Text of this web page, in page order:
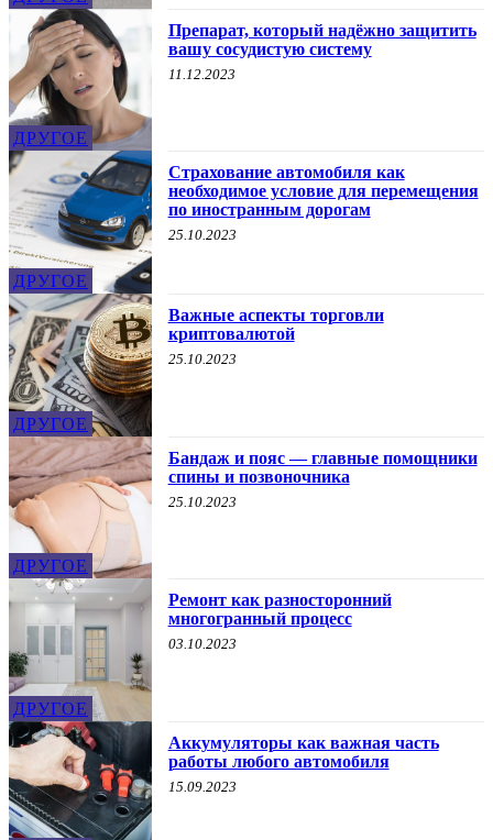
ДРУГОЕ
Препарат, который надёжно защитить
вашу сосудистую систему
11.12.2023
ДРУГОЕ
Страхование автомобиля как
необходимое условие для перемещения
по иностранным дорогам
25.10.2023
ДРУГОЕ
Важные аспекты торговли
криптовалютой
25.10.2023
ДРУГОЕ
Бандаж и пояс — главные помощники
спины и позвоночника
25.10.2023
ДРУГОЕ
Ремонт как разносторонний
многогранный процесс
03.10.2023
Аккумуляторы как важная часть
работы любого автомобиля
15.09.2023